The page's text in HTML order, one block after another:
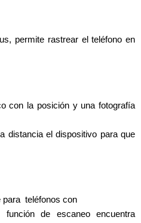
permite rastrear el teléfono en
con la posición y una fotografía
distancia el dispositivo para que
para teléfonos con
de escaneo encuentra